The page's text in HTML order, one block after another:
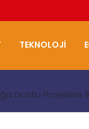
TEKNOLOJI
Dostu Projelere